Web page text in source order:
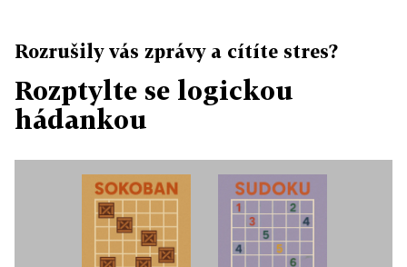
Rozrušily vás zprávy a cítíte stres?
Rozptylte se logickou
hádankou